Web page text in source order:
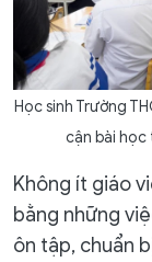
Học sinh Trường
cận bài học
Không ít giáo
bằng những
ôn tập, chuẩn